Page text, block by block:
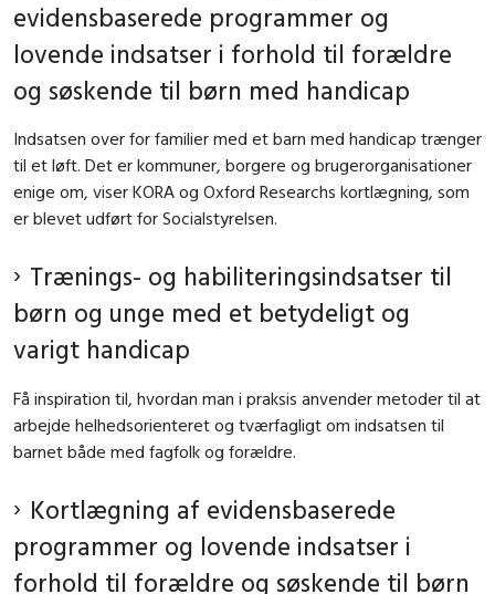
evidensbaserede programmer og
lovende indsatser i forhold til forældre
og søskende til børn med handicap
Indsatsen over for familier med et barn med handicap trænger
til et løft. Det er kommuner, borgere og brugerorganisationer
enige om, viser KORA og Oxford Researchs kortlægning, som
er blevet udført for Socialstyrelsen.
Trænings- og habiliteringsindsatser til
børn og unge med et betydeligt og
varigt handicap
Få inspiration til, hvordan man i praksis anvender metoder til at
arbejde helhedsorienteret og tværfagligt om indsatsen til
barnet både med fagfolk og forældre.
Kortlægning af evidensbaserede
programmer og lovende indsatser i
forhold til forældre og søskende til børn